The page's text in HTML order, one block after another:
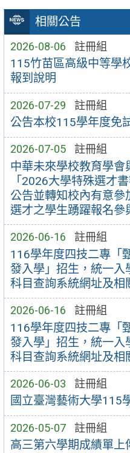
相關公告
2026-08-06 註冊組
115竹苗區高級中等學
報到說明
2026-07-29 註冊組
公告本校115學年度免
2026-07-05 註冊組
中華未來學校教育學
「2026大學特殊選才
公告並轉知校內有意
選才之學生踴躍報名參
2026-06-16 註冊組
116學年度四技二專「
發入學」招生，統一
科目查詢系統網址及相
2026-06-16 註冊組
116學年度四技二專「
發入學」招生，統一
科目查詢系統網址及相
2026-06-03 註冊組
國立臺灣藝術大學115
2026-05-07 註冊組
高三第六學期成績單上